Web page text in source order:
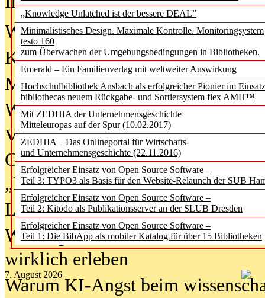
„Knowledge Unlatched ist der bessere DEAL”
Minimalistisches Design. Maximale Kontrolle. Monitoringsystem
testo 160
zum Überwachen der Umgebungsbedingungen in Bibliotheken.
Emerald – Ein Familienverlag mit weltweiter Auswirkung
Hochschulbibliothek Ansbach als erfolgreicher Pionier im
bibliothecas neuem Rückgabe- und Sortiersystem flex AMH™
Mit ZEDHIA der Unternehmensgeschichte
Mitteleuropas auf der Spur (10.02.2017)
ZEDHIA – Das Onlineportal für Wirtschafts-
und Unternehmensgeschichte (22.11.2016)
Erfolgreicher Einsatz von Open Source Software –
Teil 3: TYPO3 als Basis für den Website-Relaunch der SUB
Erfolgreicher Einsatz von Open Source Software –
Teil 2: Kitodo als Publikationsserver an der SLUB Dresden
Erfolgreicher Einsatz von Open Source Software –
Teil 1: Die BibApp als mobiler Katalog für über 15 Bibliotheken
7. August 2026
Was Hochschul­bibliotheken von
Kinder in der digitalen Welt
Metadaten als Infrastruktur
Wenn Bots katalogisieren
Von Abschlusskleidern bis
Geisterjagd-Ausrüstung in der
„Library of Things“ unterwegs
Lesen als Infrastrukturaufgabe
Wie Jugendliche Social Media
wirklich erleben
Warum KI-Angst beim